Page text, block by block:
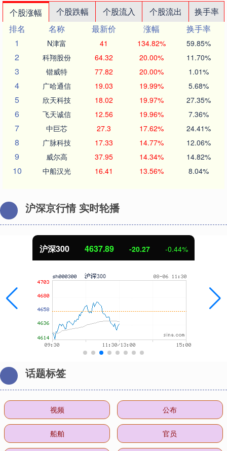
个股涨幅 个股跌幅 个股流入 个股流出
换手率
排名
名称 最新价 涨幅
换手率
1
N津富 41 134.82% 59.85%
2 科翔股份 64.32 20.00% 11.70%
3 锴威特 77.82 20.00% 1.01%
4 广哈通信 19.03 19.99% 5.68%
5 欣天科技 18.02 19.97% 27.35%
6 飞天诚信 12.56 19.96% 7.36%
7 中巨芯 27.3 17.62% 24.41%
8 广脉科技 17.33 14.77% 12.06%
9 威尔高 37.95 14.34% 14.82%
10 中船汉光 16.41 13.56% 8.04%
沪深京行情 实时轮播
沪深300 4637.89 -20.27 -0.44%
话题标签
视频 公布
船舶 官员